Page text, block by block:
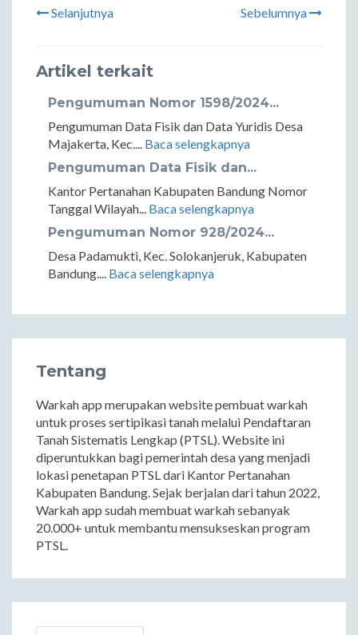
Selanjutnya Sebelumnya
Artikel terkait
Pengumuman Nomor 1598/2024...
Pengumuman Data Fisik dan Data Yuridis Desa
Majakerta, Kec.... Baca selengkapnya
Pengumuman Data Fisik dan...
Kantor Pertanahan Kabupaten Bandung Nomor
Tanggal Wilayah... Baca selengkapnya
Pengumuman Nomor 928/2024...
Desa Padamukti, Kec. Solokanjeruk, Kabupaten
Bandung.... Baca selengkapnya
Tentang
Warkah app merupakan website pembuat warkah
untuk proses sertipikasi tanah melalui Pendaftaran
Tanah Sistematis Lengkap (PTSL). Website ini
diperuntukkan bagi pemerintah desa yang menjadi
lokasi penetapan PTSL dari Kantor Pertanahan
Kabupaten Bandung. Sejak berjalan dari tahun 2022,
Warkah app sudah membuat warkah sebanyak
20.000+ untuk membantu mensukseskan program
PTSL.